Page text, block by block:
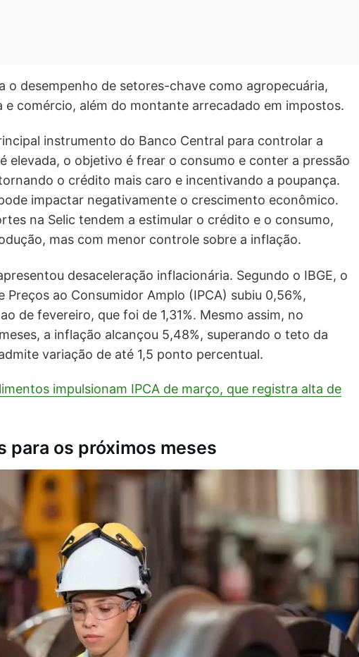
o desempenho de setores-chave como agropecuária,
e comércio, além do montante arrecadado em impostos.
instrumento do Banco Central para controlar a
elevada, o objetivo é frear o consumo e conter a pressão
o crédito mais caro e incentivando a poupança.
impactar negativamente o crescimento econômico.
na Selic tendem a estimular o crédito e o consumo,
mas com menor controle sobre a inflação.
desaceleração inflacionária. Segundo o IBGE, o
Preços ao Consumidor Amplo (IPCA) subiu 0,56%,
de fevereiro, que foi de 1,31%. Mesmo assim, no
a inflação alcançou 5,48%, superando o teto da
variação de até 1,5 ponto percentual.
impulsionam IPCA de março, que registra alta de
para os próximos meses